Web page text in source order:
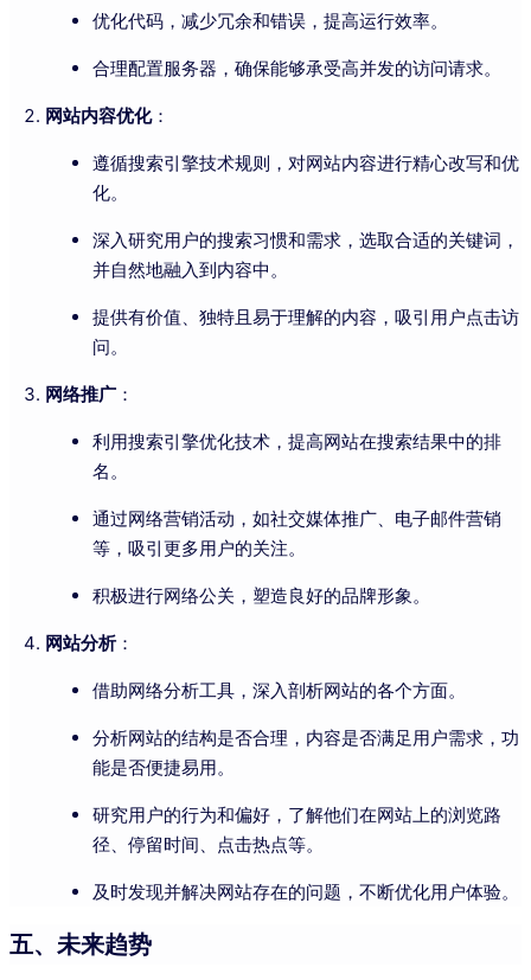
优化代码，减少冗余和错误，提高运行效率。
合理配置服务器，确保能够承受高并发的访问请求。
网站内容优化：
遵循搜索引擎技术规则，对网站内容进行精心改写和优
化。
深入研究用户的搜索习惯和需求，选取合适的关键词，
并自然地融入到内容中。
提供有价值、独特且易于理解的内容，吸引用户点击访
问。
网络推广 ：
利用搜索引擎优化技术，提高网站在搜索结果中的排
名。
通过网络营销活动，如社交媒体推广、电子邮件营销
等，吸引更多用户的关注。
积极进行网络公关，塑造良好的品牌形象。
网站分析：
借助网络分析工具，深入剖析网站的各个方面。
分析网站的结构是否合理，内容是否满足用户需求，功
能是否便捷易用。
研究用户的行为和偏好，了解他们在网站上的浏览路
径、停留时间、点击热点等。
及时发现并解决网站存在的问题，不断优化用户体验。
五、未来趋势